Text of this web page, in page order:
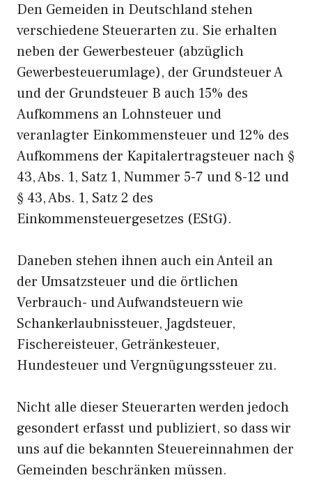
Den Gemeiden in Deutschland stehen
verschiedene Steuerarten zu. Sie erhalten
neben der Gewerbesteuer (abzüglich
Gewerbesteuerumlage), der Grundsteuer A
und der Grundsteuer B auch 15% des
Aufkommens an Lohnsteuer und
veranlagter Einkommensteuer und 12% des
Aufkommens der Kapitalertragsteuer nach §
43, Abs. 1, Satz 1, Nummer 5-7 und 8-12 und
§ 43, Abs. 1, Satz 2 des
Einkommensteuergesetzes (EStG).
Daneben stehen ihnen auch ein Anteil an
der Umsatzsteuer und die örtlichen
Verbrauch- und Aufwandsteuern wie
Schankerlaubnissteuer, Jagdsteuer,
Fischereisteuer, Getränkesteuer,
Hundesteuer und Vergnügungssteuer zu.
Nicht alle dieser Steuerarten werden jedoch
gesondert erfasst und publiziert, so dass wir
uns auf die bekannten Steuereinnahmen der
Gemeinden beschränken müssen.